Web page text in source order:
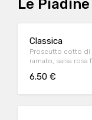
Le Piadine
Classica
Proscutto cotto di
ramato, salsa rosa
6.50 €